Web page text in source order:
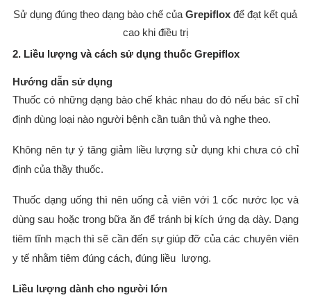
Sử dụng đúng theo dạng bào chế củaGrepifloxđể đạt kết quả
cao khi điều trị
2. Liều lượng và cách sử dụng thuốc Grepiflox
Hướng dẫn sử dụng
Thuốc có những dạng bào chế khác nhau do đó nếu bác sĩ chỉ
định dùng loại nào người bệnh cần tuân thủ và nghe theo.
Không nên tự ý tăng giảm liều lượng sử dụng khi chưa có chỉ
định của thầy thuốc.
Thuốc dạng uống thì nên uống cả viên với 1 cốc nước lọc và
dùng sau hoặc trong bữa ăn để tránh bị kích ứng dạ dày. Dạng
tiêm tĩnh mạch thì sẽ cần đến sự giúp đỡ của các chuyên viên
y tế nhằm tiêm đúng cách, đúng liều lượng.
Liều lượng dành cho người lớn